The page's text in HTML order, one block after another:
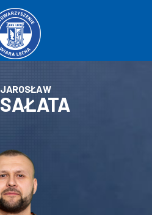
JAROSŁAW
SAŁATA